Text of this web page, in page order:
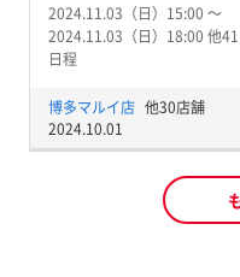
2024.11.03（日）15:00 〜
2024.11.03（日）18:00 他41
日程
博多マルイ店 他30店舗
2024.10.01